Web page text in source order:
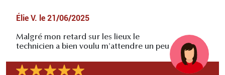
Élie V. le 21/06/2025
Malgré mon retard sur les lieux le
technicien a bien voulu m'attendre un peu